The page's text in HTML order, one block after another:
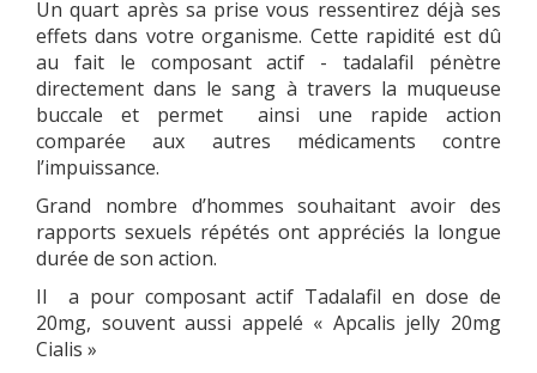
Un quart après sa prise vous ressentirez déjà ses
effets dans votre organisme. Cette rapidité est dû
au fait le composant actif - tadalafil pénètre
directement dans le sang à travers la muqueuse
buccale et permet ainsi une rapide action
comparée aux autres médicaments contre
l’impuissance.
Grand nombre d’hommes souhaitant avoir des
rapports sexuels répétés ont appréciés la longue
durée de son action.
Il a pour composant actif Tadalafil en dose de
20mg, souvent aussi appelé « Apcalis jelly 20mg
Cialis »